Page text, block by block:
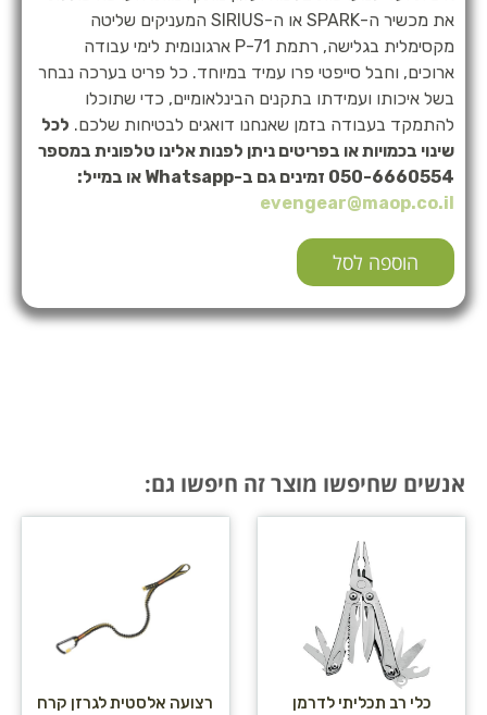
את מכשיר ה-SPARK או ה-SIRIUS המעניקים שליטה
מקסימלית בגלישה, רתמת P-71 ארגונומית לימי עבודה
ארוכים, וחבל סייפטי פרו עמיד במיוחד. כל פריט בערכה נבחר
בשל איכותו ועמידתו בתקנים הבינלאומיים, כדי שתוכלו
להתמקד בעבודה בזמן שאנחנו דואגים לבטיחות שלכם. לכל
שינוי בכמויות או בפריטים ניתן לפנות אלינו טלפונית במספר
050-6660554 זמינים גם ב-Whatsapp או במייל:
evengear@maop.co.il
הוספה לסל
אנשים שחיפשו מוצר זה חיפשו גם:
כלי רב תכליתי לדרמן
רצועה אלסטית לגרזן קרח